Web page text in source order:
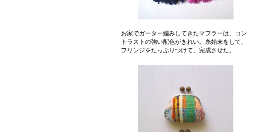
お家でガーター編みしてきたマフラーは、コン
トラストの強い配色がきれい。糸始末をして、
フリンジをたっぷりつけて、完成させた。